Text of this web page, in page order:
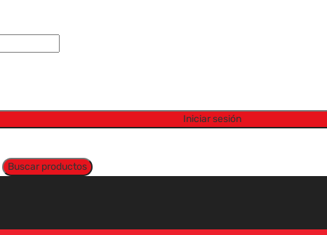
Iniciar sesión